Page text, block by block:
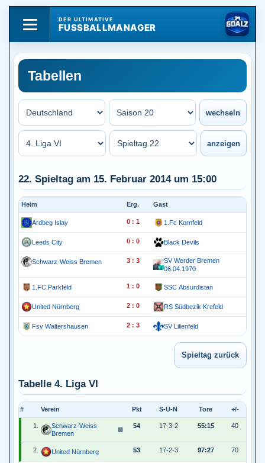
DER ULTIMATIVE
FUSSBALLMANAGER
Tabellen
22. Spieltag am 15. Februar 2014 um 15:00
Heim Erg. Gast
Ardbeg Islay 0 : 1 1.Fc Kornfeld
Leeds City 0 : 0 Black Devils
Schwarz-Weiss Bremen 3 : 3
SV Werder Bremen
06.04.1970
1.FC.Parkfeld 1 : 0 SSC Absurdistan
United Nürnberg 2 : 0 RS Südbezik Krefeld
Fsv Waltershausen 2 : 3 SV Lilienfeld
Tabelle 4. Liga VI
# Verein Pkt S-U-N Tore +/-
1.
Schwarz-Weiss
Bremen
🟥
54 17-3-2 55:15 40
2. United Nürnberg 53 17-2-3 97:27 70